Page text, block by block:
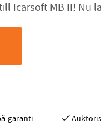
Icarsoft MB II! Nu
garanti